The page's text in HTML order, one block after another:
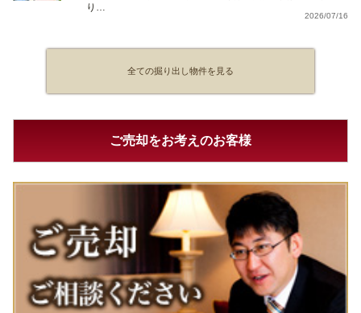
り…
2026/07/16
全ての掘り出し物件を見る
ご売却をお考えのお客様